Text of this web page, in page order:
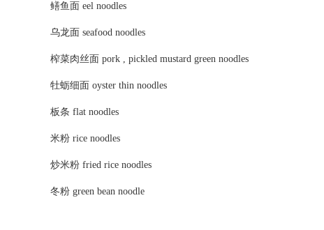
鳝鱼面 eel noodles
乌龙面 seafood noodles
榨菜肉丝面 pork , pickled mustard green noodles
牡蛎细面 oyster thin noodles
板条 flat noodles
米粉 rice noodles
炒米粉 fried rice noodles
冬粉 green bean noodle